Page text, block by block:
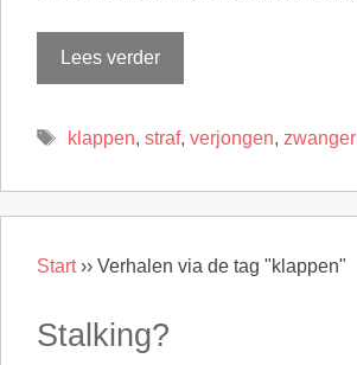
Lees verder
Tags
klappen, straf, verjongen, zwanger
Start›› Verhalen via de tag "klappen"
Stalking?